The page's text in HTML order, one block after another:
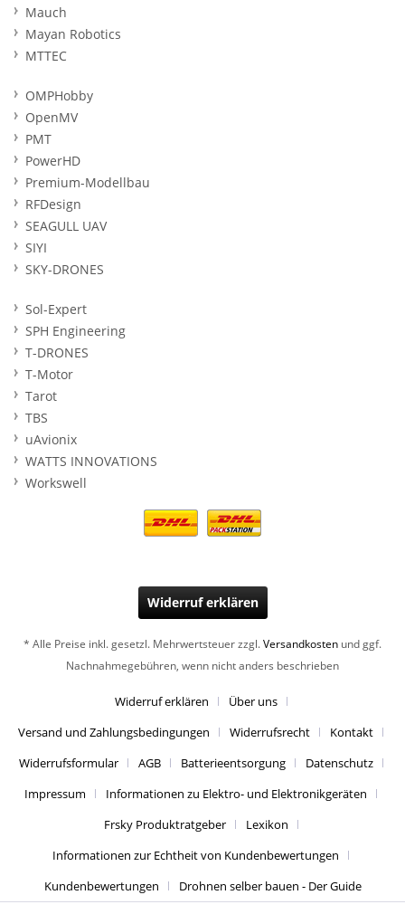
Mauch
Mayan Robotics
MTTEC
OMPHobby
OpenMV
PMT
PowerHD
Premium-Modellbau
RFDesign
SEAGULL UAV
SIYI
SKY-DRONES
Sol-Expert
SPH Engineering
T-DRONES
T-Motor
Tarot
TBS
uAvionix
WATTS INNOVATIONS
Workswell
Widerruf erklären
* Alle Preise inkl. gesetzl. Mehrwertsteuer zzgl.Versandkosten und ggf.
Nachnahmegebühren, wenn nicht anders beschrieben
Widerruf erklären
Über uns
Versand und Zahlungsbedingungen
Widerrufsrecht
Kontakt
Widerrufsformular
AGB Batterieentsorgung
Datenschutz
Impressum
Informationen zu Elektro- und Elektronikgeräten
Frsky Produktratgeber
Lexikon
Informationen zur Echtheit von Kundenbewertungen
Kundenbewertungen
Drohnen selber bauen - Der Guide